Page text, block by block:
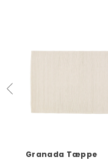
Granada Tæppe